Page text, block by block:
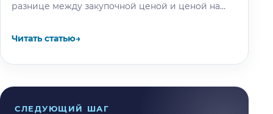
разнице между закупочной ценой и ценой на
Читать статью→
СЛЕДУЮЩИЙ ШАГ